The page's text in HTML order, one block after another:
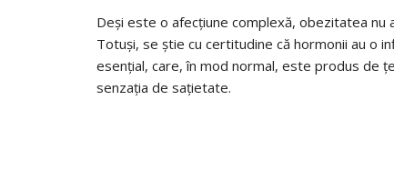
Deși este o afecțiune complexă, obezitatea nu
Totuși, se știe cu certitudine că hormonii au o
esențial, care, în mod normal, este produs de
senzația de sațietate.